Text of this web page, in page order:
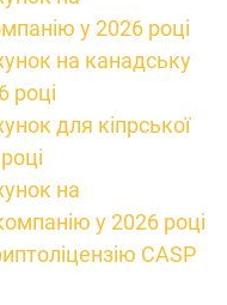
у 2026 році
на канадську
році
для кіпрської
на
у 2026 році
CASP